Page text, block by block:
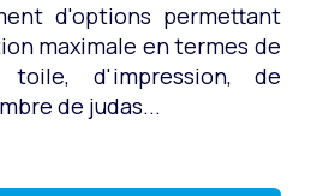
d'options permettant
maximale en termes de
d'impression, de
de judas...